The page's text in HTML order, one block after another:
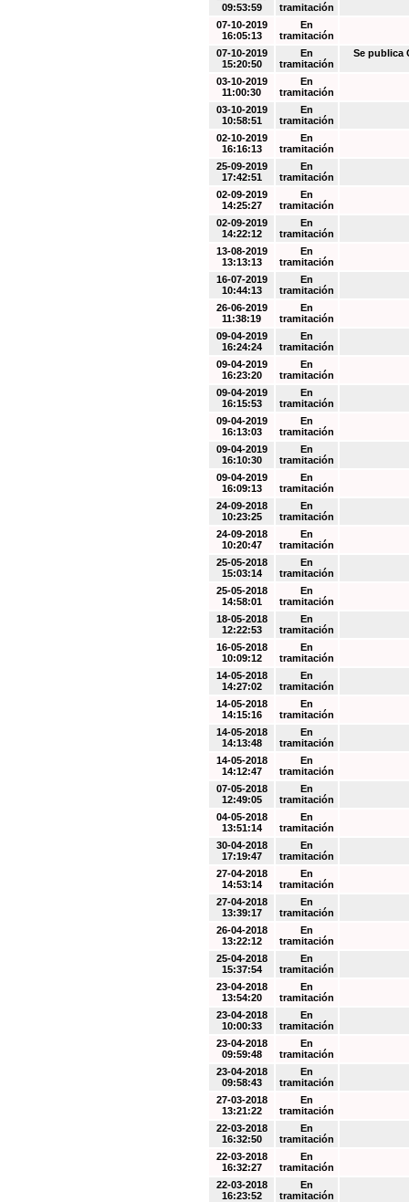
09:53:59
tramitación
07-10-2019
16:05:13
En
tramitación
07-10-2019
15:20:50
En
tramitación
Se publica
03-10-2019
11:00:30
En
tramitación
03-10-2019
10:58:51
En
tramitación
02-10-2019
16:16:13
En
tramitación
25-09-2019
17:42:51
En
tramitación
02-09-2019
14:25:27
En
tramitación
02-09-2019
14:22:12
En
tramitación
13-08-2019
13:13:13
En
tramitación
16-07-2019
10:44:13
En
tramitación
26-06-2019
11:38:19
En
tramitación
09-04-2019
16:24:24
En
tramitación
09-04-2019
16:23:20
En
tramitación
09-04-2019
16:15:53
En
tramitación
09-04-2019
16:13:03
En
tramitación
09-04-2019
16:10:30
En
tramitación
09-04-2019
16:09:13
En
tramitación
24-09-2018
10:23:25
En
tramitación
24-09-2018
10:20:47
En
tramitación
25-05-2018
15:03:14
En
tramitación
25-05-2018
14:58:01
En
tramitación
18-05-2018
12:22:53
En
tramitación
16-05-2018
10:09:12
En
tramitación
14-05-2018
14:27:02
En
tramitación
14-05-2018
14:15:16
En
tramitación
14-05-2018
14:13:48
En
tramitación
14-05-2018
14:12:47
En
tramitación
07-05-2018
12:49:05
En
tramitación
04-05-2018
13:51:14
En
tramitación
30-04-2018
17:19:47
En
tramitación
27-04-2018
14:53:14
En
tramitación
27-04-2018
13:39:17
En
tramitación
26-04-2018
13:22:12
En
tramitación
25-04-2018
15:37:54
En
tramitación
23-04-2018
13:54:20
En
tramitación
23-04-2018
10:00:33
En
tramitación
23-04-2018
09:59:48
En
tramitación
23-04-2018
09:58:43
En
tramitación
27-03-2018
13:21:22
En
tramitación
22-03-2018
16:32:50
En
tramitación
22-03-2018
16:32:27
En
tramitación
22-03-2018
16:23:52
En
tramitación